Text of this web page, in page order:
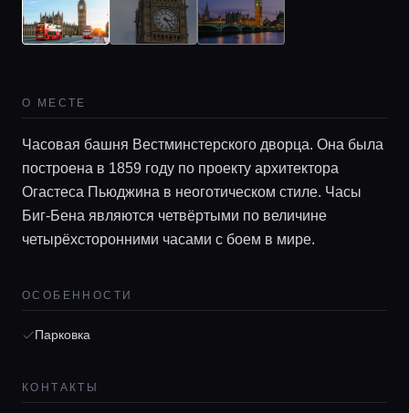
Главная
Гиды
Консьерж сервис
О МЕСТЕ
Часовая башня Вестминстерского дворца. Она была
построена в 1859 году по проекту архитектора
Огастеса Пьюджина в неоготическом стиле. Часы
Биг-Бена являются четвёртыми по величине
четырёхсторонними часами с боем в мире.
ОСОБЕННОСТИ
Парковка
КОНТАКТЫ